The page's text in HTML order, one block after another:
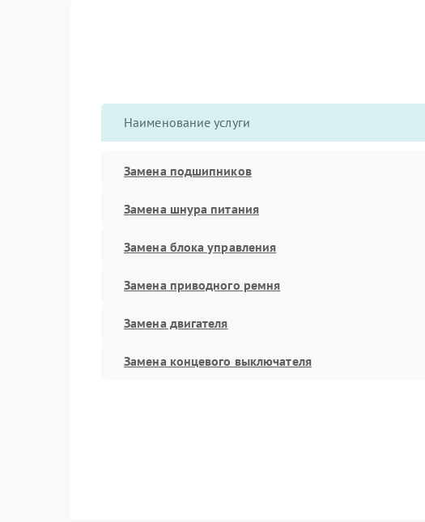
Наименование услуги
Замена подшипников
Замена шнура питания
Замена блока управления
Замена приводного ремня
Замена двигателя
Замена концевого выключателя